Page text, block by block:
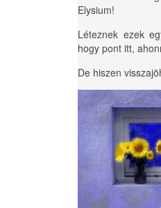
Elysium!
Léteznek ezek
hogy pont itt,
De hiszen